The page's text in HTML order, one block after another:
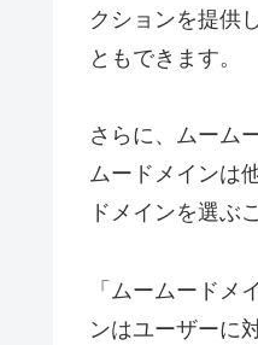
クションを提供
ともできます。
さらに、ムーム
ムードメインは
ドメインを選ぶ
「ムームード
ンはユーザーに